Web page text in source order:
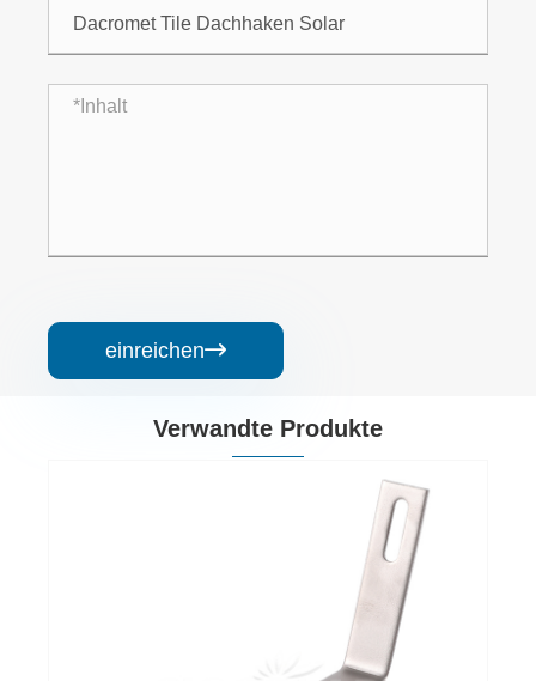
einreichen
Verwandte Produkte